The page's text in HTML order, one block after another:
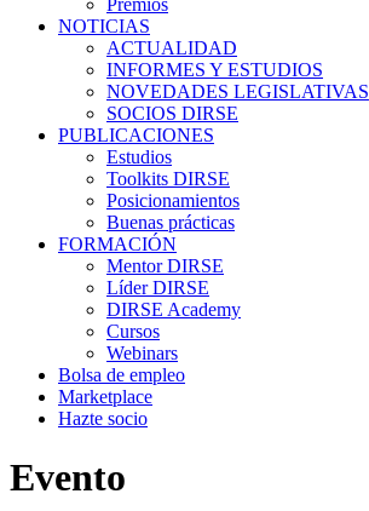
Premios
NOTICIAS
ACTUALIDAD
INFORMES Y ESTUDIOS
NOVEDADES LEGISLATIVAS
SOCIOS DIRSE
PUBLICACIONES
Estudios
Toolkits DIRSE
Posicionamientos
Buenas prácticas
FORMACIÓN
Mentor DIRSE
Líder DIRSE
DIRSE Academy
Cursos
Webinars
Bolsa de empleo
Marketplace
Hazte socio
Evento